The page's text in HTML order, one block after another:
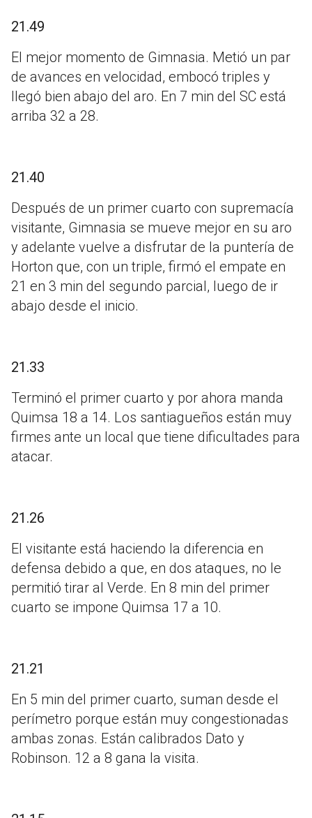
21.49
El mejor momento de Gimnasia. Metió un par
de avances en velocidad, embocó triples y
llegó bien abajo del aro. En 7 min del SC está
arriba 32 a 28.
21.40
Después de un primer cuarto con supremacía
visitante, Gimnasia se mueve mejor en su aro
y adelante vuelve a disfrutar de la puntería de
Horton que, con un triple, firmó el empate en
21 en 3 min del segundo parcial, luego de ir
abajo desde el inicio.
21.33
Terminó el primer cuarto y por ahora manda
Quimsa 18 a 14. Los santiagueños están muy
firmes ante un local que tiene dificultades para
atacar.
21.26
El visitante está haciendo la diferencia en
defensa debido a que, en dos ataques, no le
permitió tirar al Verde. En 8 min del primer
cuarto se impone Quimsa 17 a 10.
21.21
En 5 min del primer cuarto, suman desde el
perímetro porque están muy congestionadas
ambas zonas. Están calibrados Dato y
Robinson. 12 a 8 gana la visita.